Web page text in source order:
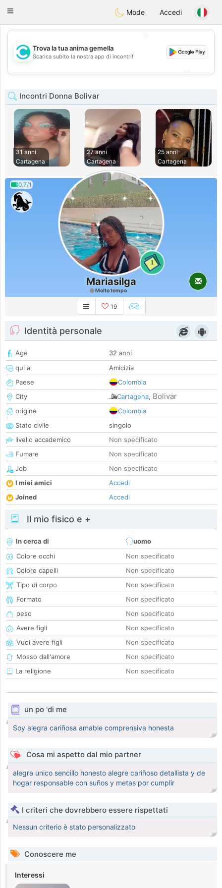
olombiaCitas
Toggle
Mode Accedi
💖
💕
Trova la tua anima gemella
Scarica subito la nostra app di incontri!
Incontri Donna Bolivar
31 anni
Cartagena
27 anni
Cartagena
25 anni
Cartagena
0.7/1
1
Mariasilga
Molto tempo
19
Identità personale
Age
32 anni
qui a
Amicizia
Paese
Colombia
City
Cartagena, Bolivar
origine
Colombia
Stato civile
singolo
livello accademico
Non specificato
Fumare
Non specificato
Job
Non specificato
I miei amici
Accedi
Joined
Accedi
Il mio fisico e +
In cerca di
uomo
Colore occhi
Non specificato
Colore capelli
Non specificato
Tipo di corpo
Non specificato
Formato
Non specificato
peso
Non specificato
Avere figli
Non specificato
Vuoi avere figli
Non specificato
Mosso dall'amore
Non specificato
La religione
Non specificato
un po 'di me
Soy alegra cariñosa amable comprensiva honesta
Cosa mi aspetto dal mio partner
alegra unico sencillo honesto alegre cariñoso detallista y de
hogar responsable con suños y metas por cumplir
I criteri che dovrebbero essere rispettati
Nessun criterio è stato personalizzato
Conoscere me
Interessi